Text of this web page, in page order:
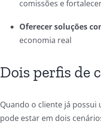
comissões e
Oferecer soluções
economia real
Dois perfis de
Quando o cliente já
pode estar em dois